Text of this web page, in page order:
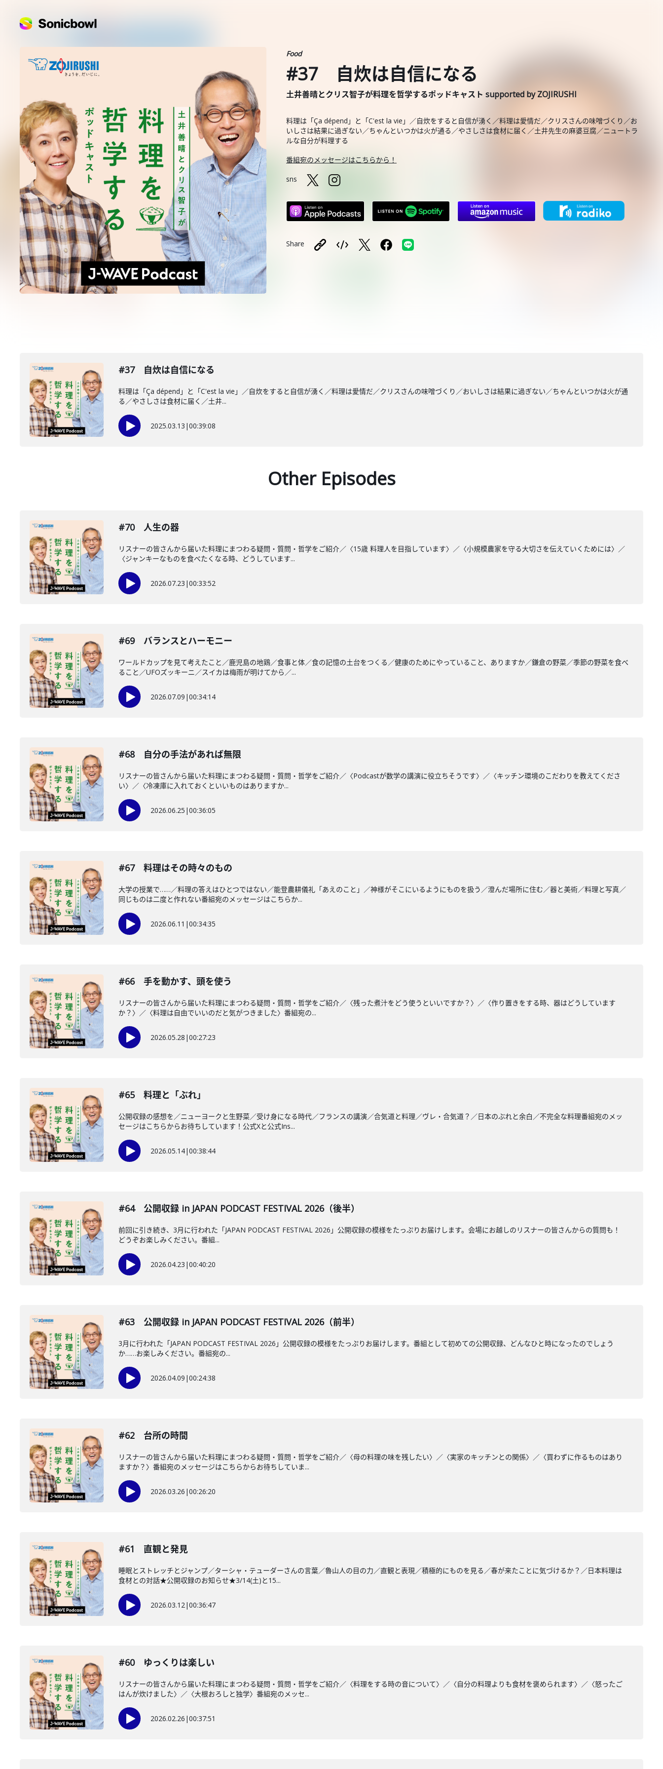
Food
#37 自炊は自信になる
土井善晴とクリス智子が料理を哲学するポッドキャスト supported by ZOJIRUSHI
料理は「Ça dépend」と「C'est la vie」／自炊をすると自信が湧く／料理は愛情だ／クリスさんの味噌づくり／お
いしさは結果に過ぎない／ちゃんといつかは火が通る／やさしさは食材に届く／土井先生の麻婆豆腐／ニュートラ
ルな自分が料理する
番組宛のメッセージはこちらから！
sns
Share
#37 自炊は自信になる
料理は「Ça dépend」と「C'est la vie」／自炊をすると自信が湧く／料理は愛情だ／クリスさんの味噌づくり／おいしさは結果に過ぎない／ちゃんといつかは火が通
る／やさしさは食材に届く／土井...
2025.03.13 |00:39:08
Other Episodes
#70 人生の器
リスナーの皆さんから届いた料理にまつわる疑問・質問・哲学をご紹介／〈15歳 料理人を目指しています〉／〈小規模農家を守る大切さを伝えていくためには〉／
〈ジャンキーなものを食べたくなる時、どうしています...
2026.07.23 |00:33:52
#69 バランスとハーモニー
ワールドカップを見て考えたこと／鹿児島の地鶏／食事と体／食の記憶の土台をつくる／健康のためにやっていること、ありますか／鎌倉の野菜／季節の野菜を食べ
ること／UFOズッキーニ／スイカは梅雨が明けてから／...
2026.07.09 |00:34:14
#68 自分の手法があれば無限
リスナーの皆さんから届いた料理にまつわる疑問・質問・哲学をご紹介／〈Podcastが数学の講演に役立ちそうです〉／〈キッチン環境のこだわりを教えてくださ
い〉／〈冷凍庫に入れておくといいものはありますか...
2026.06.25 |00:36:05
#67 料理はその時々のもの
大学の授業で……／料理の答えはひとつではない／能登農耕儀礼「あえのこと」／神様がそこにいるようにものを扱う／澄んだ場所に住む／器と美術／料理と写真／
同じものは二度と作れない番組宛のメッセージはこちらか...
2026.06.11 |00:34:35
#66 手を動かす、頭を使う
リスナーの皆さんから届いた料理にまつわる疑問・質問・哲学をご紹介／〈残った煮汁をどう使うといいですか？〉／〈作り置きをする時、器はどうしています
か？〉／〈料理は自由でいいのだと気がつきました〉番組宛の...
2026.05.28 |00:27:23
#65 料理と「ぶれ」
公開収録の感想を／ニューヨークと生野菜／受け身になる時代／フランスの講演／合気道と料理／ヴレ・合気道？／日本のぶれと余白／不完全な料理番組宛のメッ
セージはこちらからお待ちしています！公式Xと公式Ins...
2026.05.14|00:38:44
#64 公開収録 in JAPAN PODCAST FESTIVAL 2026（後半）
前回に引き続き、3月に行われた「JAPAN PODCAST FESTIVAL 2026」公開収録の模様をたっぷりお届けします。会場にお越しのリスナーの皆さんからの質問も！
どうぞお楽しみください。番組...
2026.04.23 |00:40:20
#63 公開収録 in JAPAN PODCAST FESTIVAL 2026（前半）
3月に行われた「JAPAN PODCAST FESTIVAL 2026」公開収録の模様をたっぷりお届けします。番組として初めての公開収録、どんなひと時になったのでしょう
か……お楽しみください。番組宛の...
2026.04.09 |00:24:38
#62 台所の時間
リスナーの皆さんから届いた料理にまつわる疑問・質問・哲学をご紹介／〈母の料理の味を残したい〉／〈実家のキッチンとの関係〉／〈買わずに作るものはあり
ますか？〉番組宛のメッセージはこちらからお待ちしていま...
2026.03.26 |00:26:20
#61 直観と発見
睡眠とストレッチとジャンプ／ターシャ・テューダーさんの言葉／魯山人の目の力／直観と表現／積極的にものを見る／春が来たことに気づけるか？／日本料理は
食材との対話★公開収録のお知らせ★3/14(土)と15...
2026.03.12|00:36:47
#60 ゆっくりは楽しい
リスナーの皆さんから届いた料理にまつわる疑問・質問・哲学をご紹介／〈料理をする時の音について〉／〈自分の料理よりも食材を褒められます〉／〈怒ったご
はんが炊けました〉／〈大根おろしと独学〉番組宛のメッセ...
2026.02.26 |00:37:51